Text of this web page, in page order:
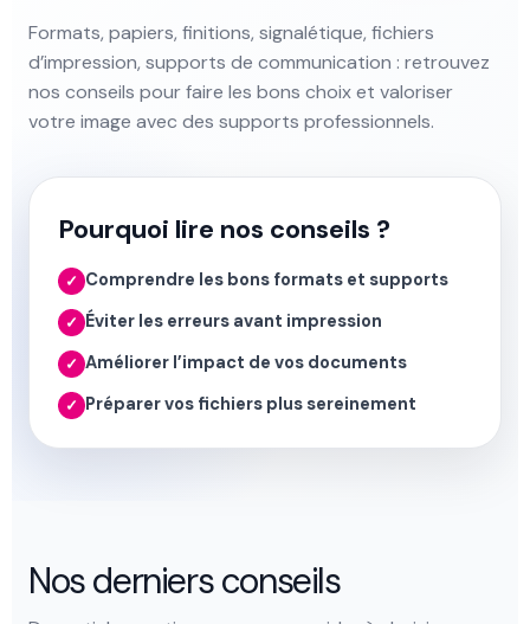
Formats, papiers, finitions, signalétique, fichiers
d’impression, supports de communication : retrouvez
nos conseils pour faire les bons choix et valoriser
votre image avec des supports professionnels.
Pourquoi lire nos conseils ?
✓ Comprendre les bons formats et supports
✓ Éviter les erreurs avant impression
✓ Améliorer l’impact de vos documents
✓ Préparer vos fichiers plus sereinement
Nos derniers conseils